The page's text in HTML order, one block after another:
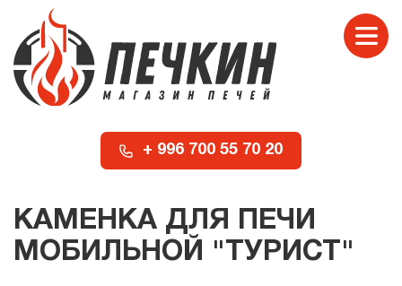
+ 996 700 55 70 20
КАМЕНКА ДЛЯ ПЕЧИ
МОБИЛЬНОЙ "ТУРИСТ"